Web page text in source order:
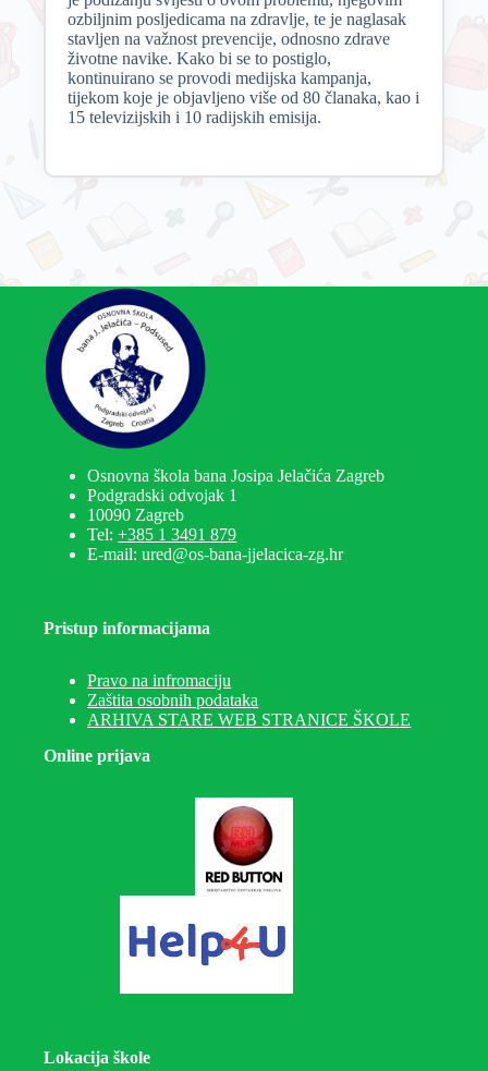
ozbiljnim posljedicama na zdravlje, te je naglasak
stavljen na važnost prevencije, odnosno zdrave
životne navike. Kako bi se to postiglo,
kontinuirano se provodi medijska kampanja,
tijekom koje je objavljeno više od 80 članaka, kao i
15 televizijskih i 10 radijskih emisija.
Osnovna škola bana Josipa Jelačića Zagreb
Podgradski odvojak 1
10090 Zagreb
Tel:+385 1 3491 879
E-mail: ured@os-bana-jjelacica-zg.hr
Pristup informacijama
Pravo na infromaciju
Zaštita osobnih podataka
ARHIVA STARE WEB STRANICE ŠKOLE
Online prijava
Lokacija škole